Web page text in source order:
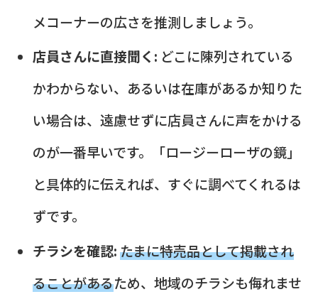
メコーナーの広さを推測しましょう。
店員さんに直接聞く: どこに陳列されている
かわからない、あるいは在庫があるか知りた
い場合は、遠慮せずに店員さんに声をかける
のが一番早いです。「ロージーローザの鏡」
と具体的に伝えれば、すぐに調べてくれるは
ずです。
チラシを確認:たまに特売品として掲載され
ることがあるため、地域のチラシも侮れませ